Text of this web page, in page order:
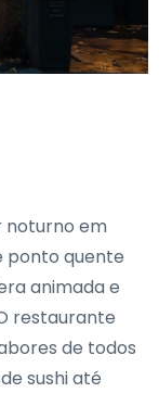
noturno em
ponto quente
animada e
restaurante
de todos
sushi até